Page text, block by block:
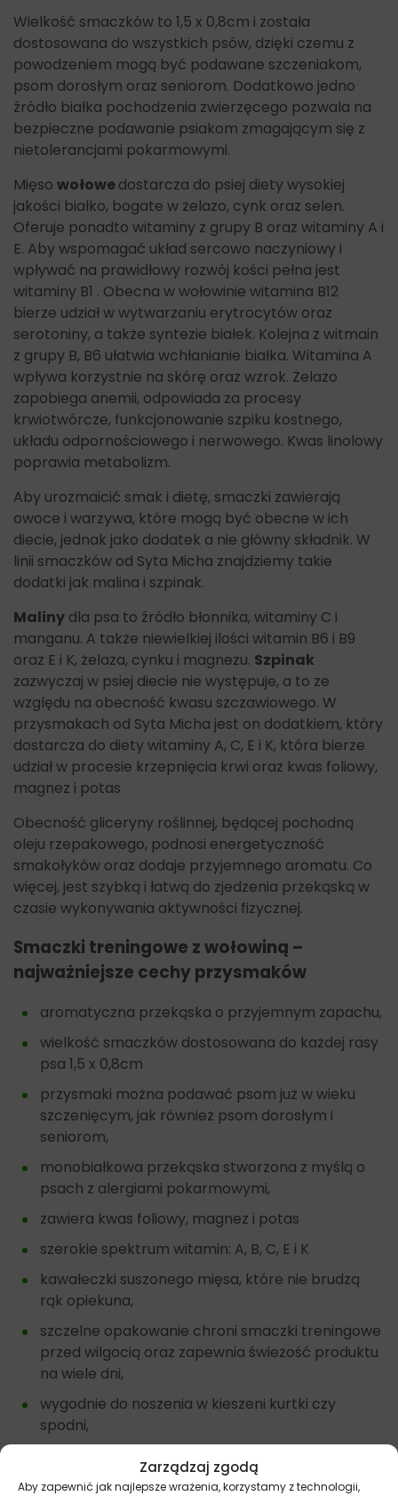
Zarządzaj zgodą
Aby zapewnić jak najlepsze wrażenia, korzystamy z technologii,
Wielkość smaczków to 1,5 x 0,8cm i została
dostosowana do wszystkich psów, dzięki czemu z
powodzeniem mogą być podawane szczeniakom,
psom dorosłym oraz seniorom. Dodatkowo jedno
źródło białka pochodzenia zwierzęcego pozwala na
bezpieczne podawanie psiakom zmagającym się z
nietolerancjami pokarmowymi.
Mięso wołowedostarcza do psiej diety wysokiej
jakości białko, bogate w żelazo, cynk oraz selen.
Oferuje ponadto witaminy z grupy B oraz witaminy A i
E. Aby wspomagać układ sercowo naczyniowy i
wpływać na prawidłowy rozwój kości pełna jest
witaminy B1 . Obecna w wołowinie witamina B12
bierze udział w wytwarzaniu erytrocytów oraz
serotoniny, a także syntezie białek. Kolejna z witmain
z grupy B, B6 ułatwia wchłanianie białka. Witamina A
wpływa korzystnie na skórę oraz wzrok. Żelazo
zapobiega anemii, odpowiada za procesy
krwiotwórcze, funkcjonowanie szpiku kostnego,
układu odpornościowego i nerwowego. Kwas linolowy
poprawia metabolizm.
Aby urozmaicić smak i dietę, smaczki zawierają
owoce i warzywa, które mogą być obecne w ich
diecie, jednak jako dodatek a nie główny składnik. W
linii smaczków od Syta Micha znajdziemy takie
dodatki jak malina i szpinak.
Maliny dla psa to źródło błonnika, witaminy C i
manganu. A także niewielkiej ilości witamin B6 i B9
oraz E i K, żelaza, cynku i magnezu. Szpinak
zazwyczaj w psiej diecie nie występuje, a to ze
względu na obecność kwasu szczawiowego. W
przysmakach od Syta Micha jest on dodatkiem, który
dostarcza do diety witaminy A, C, E i K, która bierze
udział w procesie krzepnięcia krwi oraz kwas foliowy,
magnez i potas
Obecność gliceryny roślinnej, będącej pochodną
oleju rzepakowego, podnosi energetyczność
smakołyków oraz dodaje przyjemnego aromatu. Co
więcej, jest szybką i łatwą do zjedzenia przekąską w
czasie wykonywania aktywności fizycznej.
Smaczki treningowe z wołowiną –
najważniejsze cechy przysmaków
aromatyczna przekąska o przyjemnym zapachu,
wielkość smaczków dostosowana do każdej rasy
psa 1,5 x 0,8cm
przysmaki można podawać psom już w wieku
szczenięcym, jak również psom dorosłym i
seniorom,
monobiałkowa przekąska stworzona z myślą o
psach z alergiami pokarmowymi,
zawiera kwas foliowy, magnez i potas
szerokie spektrum witamin: A, B, C, E i K
kawałeczki suszonego mięsa, które nie brudzą
rąk opiekuna,
szczelne opakowanie chroni smaczki treningowe
przed wilgocią oraz zapewnia świeżość produktu
na wiele dni,
wygodnie do noszenia w kieszeni kurtki czy
spodni,
powietrzem.